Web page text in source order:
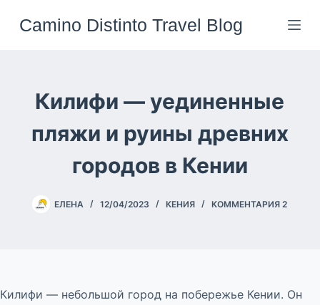
Camino Distinto Travel Blog
Килифи — уединенные
пляжи и руины древних
городов в Кении
ЕЛЕНА 12/04/2023 КЕНИЯ КОММЕНТАРИЯ 2
Килифи — небольшой город на побережье Кении. Он